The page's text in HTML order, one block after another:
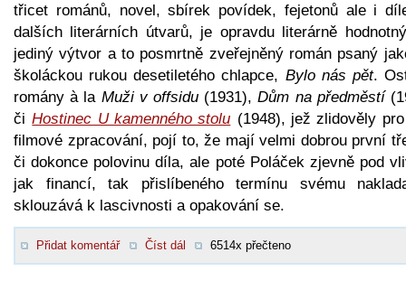
třicet románů, novel, sbírek povídek, fejetonů ale i
dalších literárních útvarů, je opravdu literárně
jediný výtvor a to posmrtně zveřejněný román psaný
školáckou rukou desetiletého chlapce, Bylo nás pět.
romány à la Muži v offsidu (1931),Dům na předměstí
či Hostinec U kamenného stolu (1948), jež zlidověly
filmové zpracování, pojí to, že mají velmi dobrou první
či dokonce polovinu díla, ale poté Poláček zjevně pod
jak financí, tak přislíbeného termínu svému
sklouzává k lascivnosti a opakování se.
Přidat komentář Číst dál 6514x přečteno